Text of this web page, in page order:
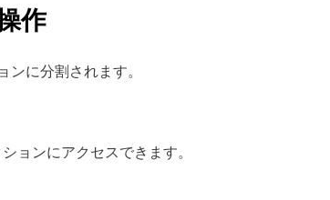
作
ンに分割されます。
ョンにアクセスできます。